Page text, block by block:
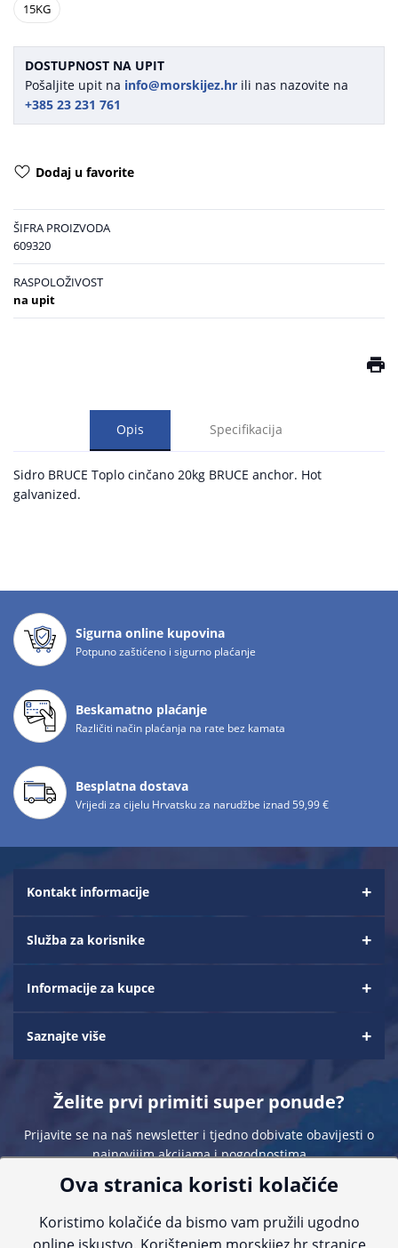
15KG
DOSTUPNOST NA UPIT
Pošaljite upit na info@morskijez.hr ili nas nazovite na
+385 23 231 761
Dodaj u favorite
ŠIFRA PROIZVODA
609320
RASPOLOŽIVOST
na upit
Opis Specifikacija
Sidro BRUCE Toplo cinčano 20kg BRUCE anchor. Hot
galvanized.
Sigurna online kupovina
Potpuno zaštićeno i sigurno plaćanje
Beskamatno plaćanje
Različiti način plaćanja na rate bez kamata
Besplatna dostava
Vrijedi za cijelu Hrvatsku za narudžbe iznad 59,99 €
Kontakt informacije
Služba za korisnike
Informacije za kupce
Saznajte više
Želite prvi primiti super ponude?
Prijavite se na naš newsletter i tjedno dobivate obavijesti o
najnovijim akcijama i pogodnostima
Ova stranica koristi kolačiće
Koristimo kolačiće da bismo vam pružili ugodno
online iskustvo. Korištenjem morskijez.hr stranice